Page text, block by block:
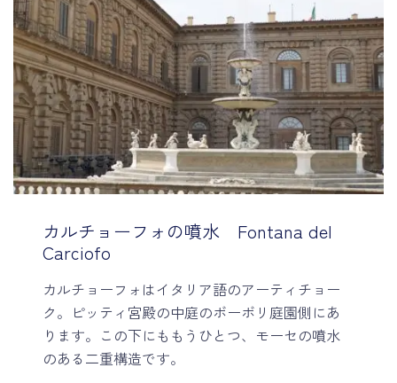
カルチョーフォの噴水 Fontana del
Carciofo
カルチョーフォはイタリア語のアーティチョー
ク。ピッティ宮殿の中庭のボーボリ庭園側にあ
ります。この下にももうひとつ、モーセの噴水
のある二重構造です。